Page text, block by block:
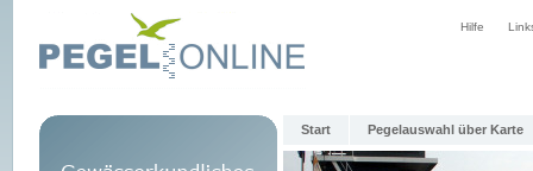
Hilfe
Start Pegelauswahl über Karte